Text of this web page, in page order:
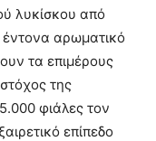
λυκίσκου από
αρωματικό
τα επιμέρους
της
φιάλες τον
επίπεδο